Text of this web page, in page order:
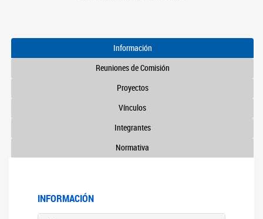
Información
Reuniones de Comisión
Proyectos
Vínculos
Integrantes
Normativa
INFORMACIÓN